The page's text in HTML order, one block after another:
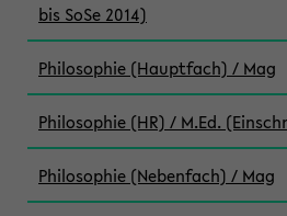
bis SoSe 2014)
Philosophie (Hauptfach) / Mag
Philosophie (HR) / M.Ed.
Philosophie (Nebenfach) / Mag